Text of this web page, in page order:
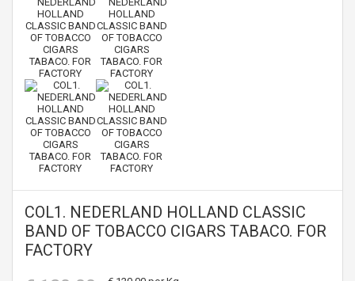
COL1. NEDERLAND HOLLAND CLASSIC
BAND OF TOBACCO CIGARS TABACO. FOR
FACTORY